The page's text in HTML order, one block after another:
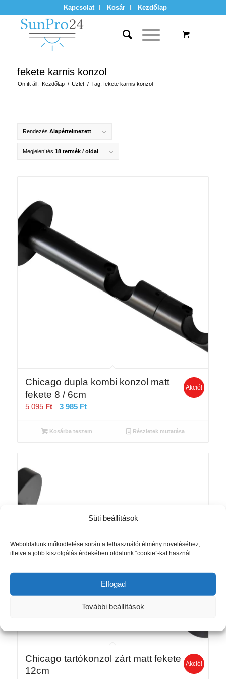
Süti beállítások
Weboldalunk működtetése során a felhasználói élmény növeléséhez,
illetve a jobb kiszolgálás érdekében oldalunk “cookie”-kat használ.
Elfogad
További beállítások
Kapcsolat Kosár Kezdőlap
fekete karnis konzol
Ön itt áll: Kezdőlap / Üzlet / Tag: fekete karnis konzol
Rendezés Alapértelmezett
Megjelenítés 18 termék / oldal
Chicago dupla kombi konzol matt
fekete 8 / 6cm
5 095Ft
Original
was:
3 985 FtCurrent
is:
Akció!
Kosárba teszem Részletek mutatása
Chicago tartókonzol zárt matt fekete
12cm
Akció!